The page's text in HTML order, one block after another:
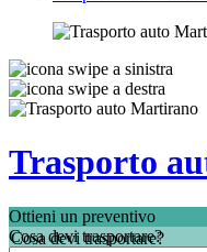
Trasporto
Ottieni un preventivo
Cosa devi trasportare?